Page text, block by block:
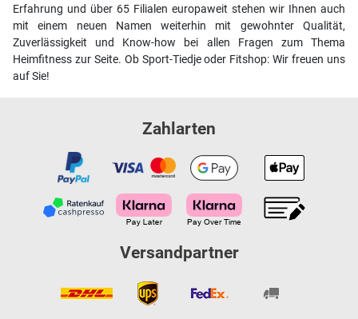
Erfahrung und über 65 Filialen europaweit stehen wir Ihnen auch
mit einem neuen Namen weiterhin mit gewohnter Qualität,
Zuverlässigkeit und Know-how bei allen Fragen zum Thema
Heimfitness zur Seite. Ob Sport-Tiedje oder Fitshop: Wir freuen uns
auf Sie!
Zahlarten
Versandpartner